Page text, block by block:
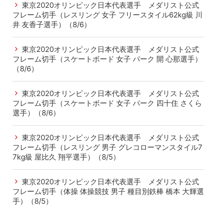
東京2020オリンピック日本代表選手 メダリスト公式
フレーム切手（レスリング 女子 フリースタイル62kg級 川
井 友香子選手）（8/6）
東京2020オリンピック日本代表選手 メダリスト公式
フレーム切手（スケートボード 女子 パーク 開 心那選手）
（8/6）
東京2020オリンピック日本代表選手 メダリスト公式
フレーム切手（スケートボード 女子 パーク 四十住 さくら
選手）（8/6）
東京2020オリンピック日本代表選手 メダリスト公式
フレーム切手（レスリング 男子 グレコローマンスタイル7
7kg級 屋比久 翔平選手）（8/5）
東京2020オリンピック日本代表選手 メダリスト公式
フレーム切手（体操 体操競技 男子 種目別鉄棒 橋本 大輝選
手）（8/5）